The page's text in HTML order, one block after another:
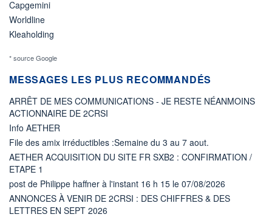
Capgemini
Worldline
Kleaholding
* source Google
MESSAGES LES PLUS RECOMMANDÉS
ARRÊT DE MES COMMUNICATIONS - JE RESTE NÉANMOINS
ACTIONNAIRE DE 2CRSI
Info AETHER
File des amix irréductibles :Semaine du 3 au 7 aout.
AETHER ACQUISITION DU SITE FR SXB2 : CONFIRMATION /
ETAPE 1
post de Philippe haffner à l'instant 16 h 15 le 07/08/2026
ANNONCES À VENIR DE 2CRSI : DES CHIFFRES & DES
LETTRES EN SEPT 2026